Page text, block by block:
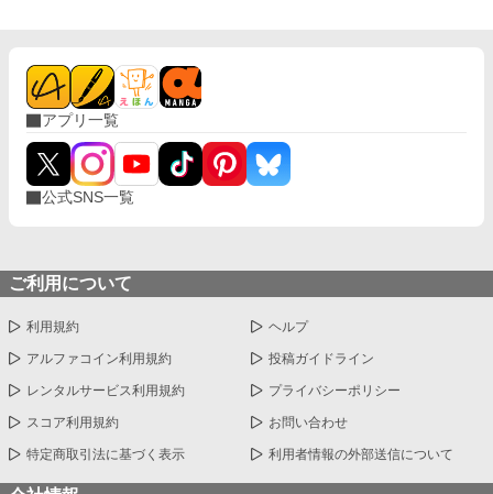
アプリ一覧
公式SNS一覧
ご利用について
利用規約 ヘルプ
アルファコイン利用規約 投稿ガイドライン
レンタルサービス利用規約 プライバシーポリシー
スコア利用規約 お問い合わせ
特定商取引法に基づく表示 利用者情報の外部送信について